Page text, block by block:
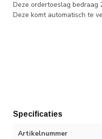
Deze ordertoeslag bedraag
Deze komt automatisch te
Specificaties
Artikelnummer